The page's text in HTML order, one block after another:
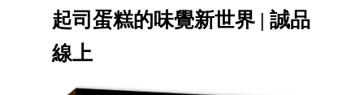
起司蛋糕的味覺新世界 | 誠品
線上